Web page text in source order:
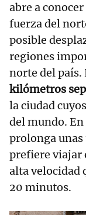
abre a
fuerza del
posible
regiones
norte del país.
kilómetros
la ciudad
del mundo. En
prolonga unas
prefiere viajar
alta velocidad
20 minutos.